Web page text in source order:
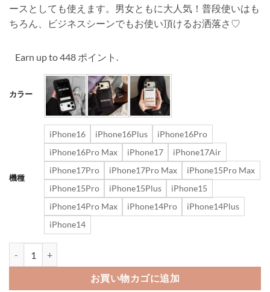
ースとしても使えます。男女ともに大人気！普段使いはも
ちろん、ビジネスシーンでもお使い頂けるお洒落さ♡
Earn up to 448 ポイント.
カラー
機種
iPhone16 iPhone16Plus
iPhone16Pro
iPhone16Pro Max
iPhone17
iPhone17Air
iPhone17Pro
iPhone17Pro Max
iPhone15Pro Max
iPhone15Pro
iPhone15Plus
iPhone15
iPhone14Pro Max
iPhone14Pro
iPhone14Plus
iPhone14
お買い物カゴに追加